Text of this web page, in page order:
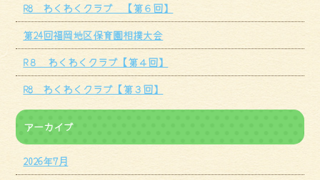
R8 わくわくクラブ 【第６回】
第24回福岡地区保育園相撲大会
R８ わくわくクラブ【第４回】
R8 わくわくクラブ【第３回】
アーカイブ
2026年7月